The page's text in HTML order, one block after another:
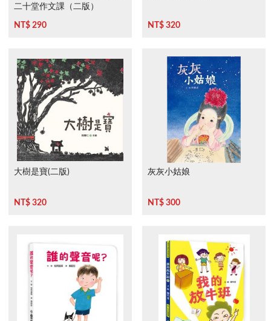
二十堂作文課（二版）
NT$ 290 NT$ 320
大樹是寶(二版)
NT$ 320
灰灰小姑娘
NT$ 300